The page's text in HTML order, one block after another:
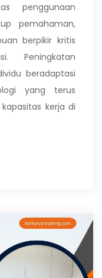
penggunaan
pemahaman,
berpikir kritis
Peningkatan
beradaptasi
yang terus
kerja di